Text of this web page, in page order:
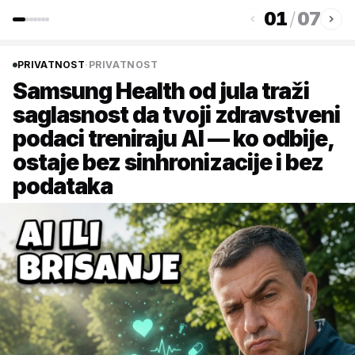
01/07
PRIVATNOST· PRIVATNOST
Samsung Health od jula traži
saglasnost da tvoji zdravstveni
podaci treniraju AI — ko odbije,
ostaje bez sinhronizacije i bez
podataka